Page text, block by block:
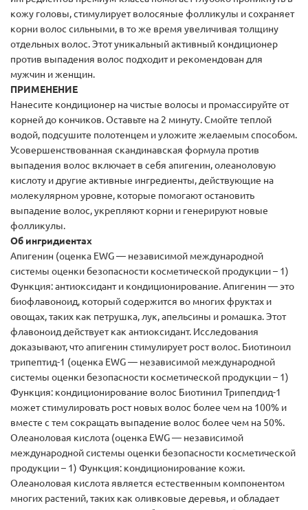
кожу головы, стимулирует волосяные фолликулы и сохраняет
корни волос сильными, в то же время увеличивая толщину
отдельных волос. Этот уникальный активный кондиционер
против выпадения волос подходит и рекомендован для
мужчин и женщин.
ПРИМЕНЕНИЕ
Нанесите кондиционер на чистые волосы и промассируйте от
корней до кончиков. Оставьте на 2 минуту. Смойте теплой
водой, подсушите полотенцем и уложите желаемым способом.
Усовершенствованная скандинавская формула против
выпадения волос включает в себя апигенин, олеаноловую
кислоту и другие активные ингредиенты, действующие на
молекулярном уровне, которые помогают остановить
выпадение волос, укрепляют корни и генерируют новые
фолликулы.
Об ингридиентах
Апигенин (оценка EWG — независимой международной
системы оценки безопасности косметической продукции – 1)
Функция: антиоксидант и кондиционирование. Апигенин — это
биофлавоноид, который содержится во многих фруктах и
овощах, таких как петрушка, лук, апельсины и ромашка. Этот
флавоноид действует как антиоксидант. Исследования
доказывают, что апигенин стимулирует рост волос. Биотиноил
трипептид-1 (оценка EWG — независимой международной
системы оценки безопасности косметической продукции – 1)
Функция: кондиционирование волос Биотинил Трипепдид-1
может стимулировать рост новых волос более чем на 100% и
вместе с тем сокращать выпадение волос более чем на 50%.
Олеаноловая кислота (оценка EWG — независимой
международной системы оценки безопасности косметической
продукции – 1) Функция: кондиционирование кожи.
Олеаноловая кислота является естественным компонентом
многих растений, таких как оливковые деревья, и обладает